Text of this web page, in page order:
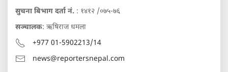
सुचना बिभाग दर्ता नं. : १४१२ /०७५-७६
सञ्चालक: ऋषिराज धमला
+977 01-5902213/14
news@reportersnepal.com